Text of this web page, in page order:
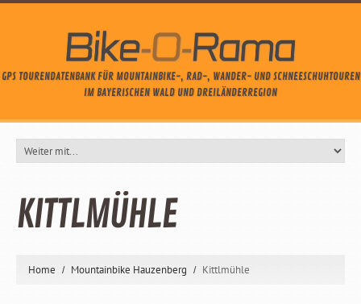
GPS TOURENDATENBANK FÜR MOUNTAINBIKE-, RAD-, WANDER- UND SCHNEESCHUHTOUREN
IM BAYERISCHEN WALD UND DREILÄNDERREGION
KITTLMÜHLE
Home Mountainbike Hauzenberg Kittlmühle